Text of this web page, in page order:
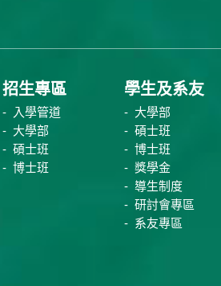
招生專區
入學管道
大學部
碩士班
博士班
學生及系友
大學部
碩士班
博士班
獎學金
導生制度
研討會專區
系友專區